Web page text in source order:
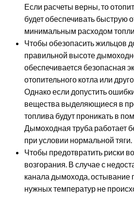
Если расчеты верны, то
будет обеспечивать быструю
минимальным расходом
Чтобы обезопасить жильцов
правильной высоте
обеспечивается безопасная
отопительного котла или
Однако если допустить
вещества выделяющиеся в
топлива будут проникать в
Дымоходная труба работает
при условии нормальной тяги.
Чтобы предотвратить риски
возгорания. В случае с
канала дымохода, остывание
нужных температур не